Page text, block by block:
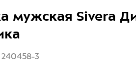
мужская Sivera
3